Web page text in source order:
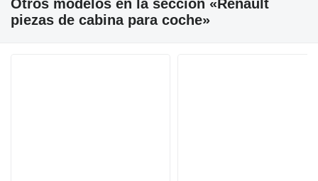
Otros modelos en la sección «Renault
piezas de cabina para coche»